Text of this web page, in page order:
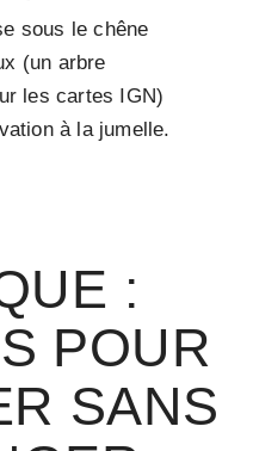
sous le chêne
(un arbre
les cartes IGN)
à la jumelle.
:
POUR
SANS